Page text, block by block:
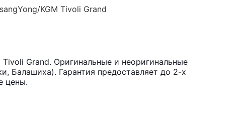
KGM Tivoli Grand
Grand. Оригинальные и неоригинальные
Балашиха). Гарантия предоставляет до 2-х
цены.